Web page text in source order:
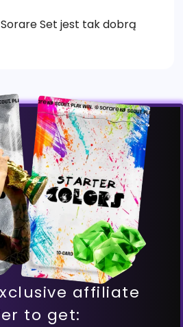
Set jest tak dobrą
affiliate
to get: